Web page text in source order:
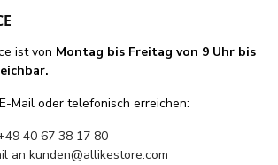
ist von Montag bis Freitag von 9 Uhr bis
Mail oder telefonisch erreichen:
40 67 38 17 80
an kunden@allikestore.com